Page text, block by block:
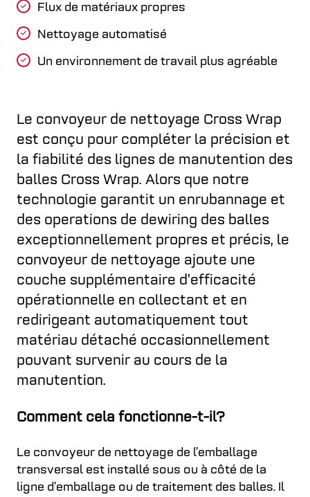
Flux de matériaux propres
Nettoyage automatisé
Un environnement de travail plus agréable
Le convoyeur de nettoyage Cross Wrap
est conçu pour compléter la précision et
la fiabilité des lignes de manutention des
balles Cross Wrap. Alors que notre
technologie garantit un enrubannage et
des operations de dewiring des balles
exceptionnellement propres et précis, le
convoyeur de nettoyage ajoute une
couche supplémentaire d’efficacité
opérationnelle en collectant et en
redirigeant automatiquement tout
matériau détaché occasionnellement
pouvant survenir au cours de la
manutention.
Comment cela fonctionne-t-il?
Le convoyeur de nettoyage de l’emballage
transversal est installé sous ou à côté de la
ligne d’emballage ou de traitement des balles. Il